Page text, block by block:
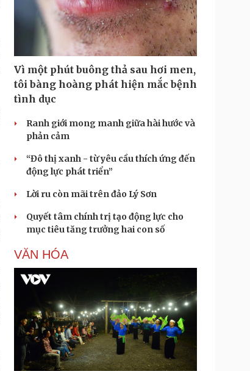
Vì một phút buông thả sau hơi men,
tôi bàng hoàng phát hiện mắc bệnh
tình dục
Ranh giới mong manh giữa hài hước và
phản cảm
“Đô thị xanh - từ yêu cầu thích ứng đến
động lực phát triển”
Lời ru còn mãi trên đảo Lý Sơn
Quyết tâm chính trị tạo động lực cho
mục tiêu tăng trưởng hai con số
VĂN HÓA